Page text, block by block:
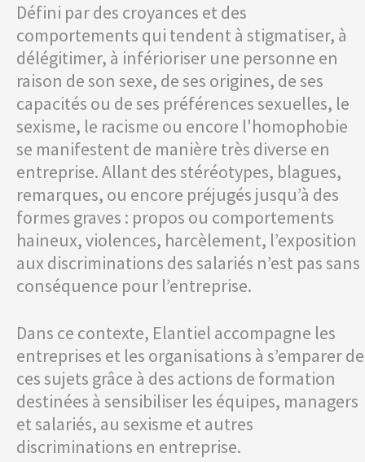
Défini par des croyances et des
comportements qui tendent à stigmatiser, à
délégitimer, à inférioriser une personne en
raison de son sexe, de ses origines, de ses
capacités ou de ses préférences sexuelles, le
sexisme, le racisme ou encore l'homophobie
se manifestent de manière très diverse en
entreprise. Allant des stéréotypes, blagues,
remarques, ou encore préjugés jusqu’à des
formes graves : propos ou comportements
haineux, violences, harcèlement, l’exposition
aux discriminations des salariés n’est pas sans
conséquence pour l’entreprise.
Dans ce contexte, Elantiel accompagne les
entreprises et les organisations à s’emparer de
ces sujets grâce à des actions de formation
destinées à sensibiliser les équipes, managers
et salariés, au sexisme et autres
discriminations en entreprise.